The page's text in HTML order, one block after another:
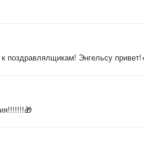
поздравлялщикам! Энгельсу